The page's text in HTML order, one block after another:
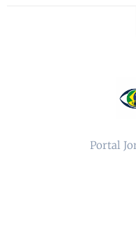
Portal